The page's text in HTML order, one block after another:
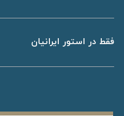
فقط در استور ایرانیان